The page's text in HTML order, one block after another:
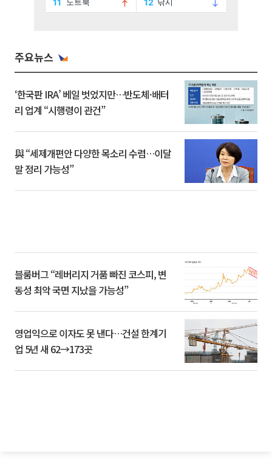
주요뉴스
‘한국판 IRA’ 베일 벗었지만…반도체·배터
리 업계 “시행령이 관건”
與 “세제개편안 다양한 목소리 수렴…이달
말 정리 가능성”
블룸버그 “레버리지 거품 빠진 코스피, 변
동성 최악 국면 지났을 가능성”
영업익으로 이자도 못 낸다…건설 한계기
업 5년 새 62→173곳